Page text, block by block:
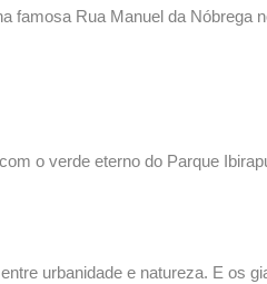
famosa Rua Manuel da Nóbrega
o verde eterno do Parque
urbanidade e natureza. E os